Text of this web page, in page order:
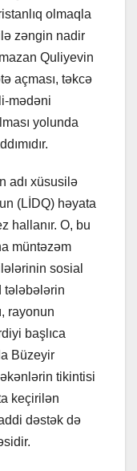
olmaqla
zəngin nadir
Quliyevin
açması, təkcə
mədəni
yolunda
adı xüsusilə
(LİDQ) həyata
hallanır. O, bu
müntəzəm
sosial
tələbələrin
rayonun
başlıca
Büzeyir
tikintisi
keçirilən
dəstək də